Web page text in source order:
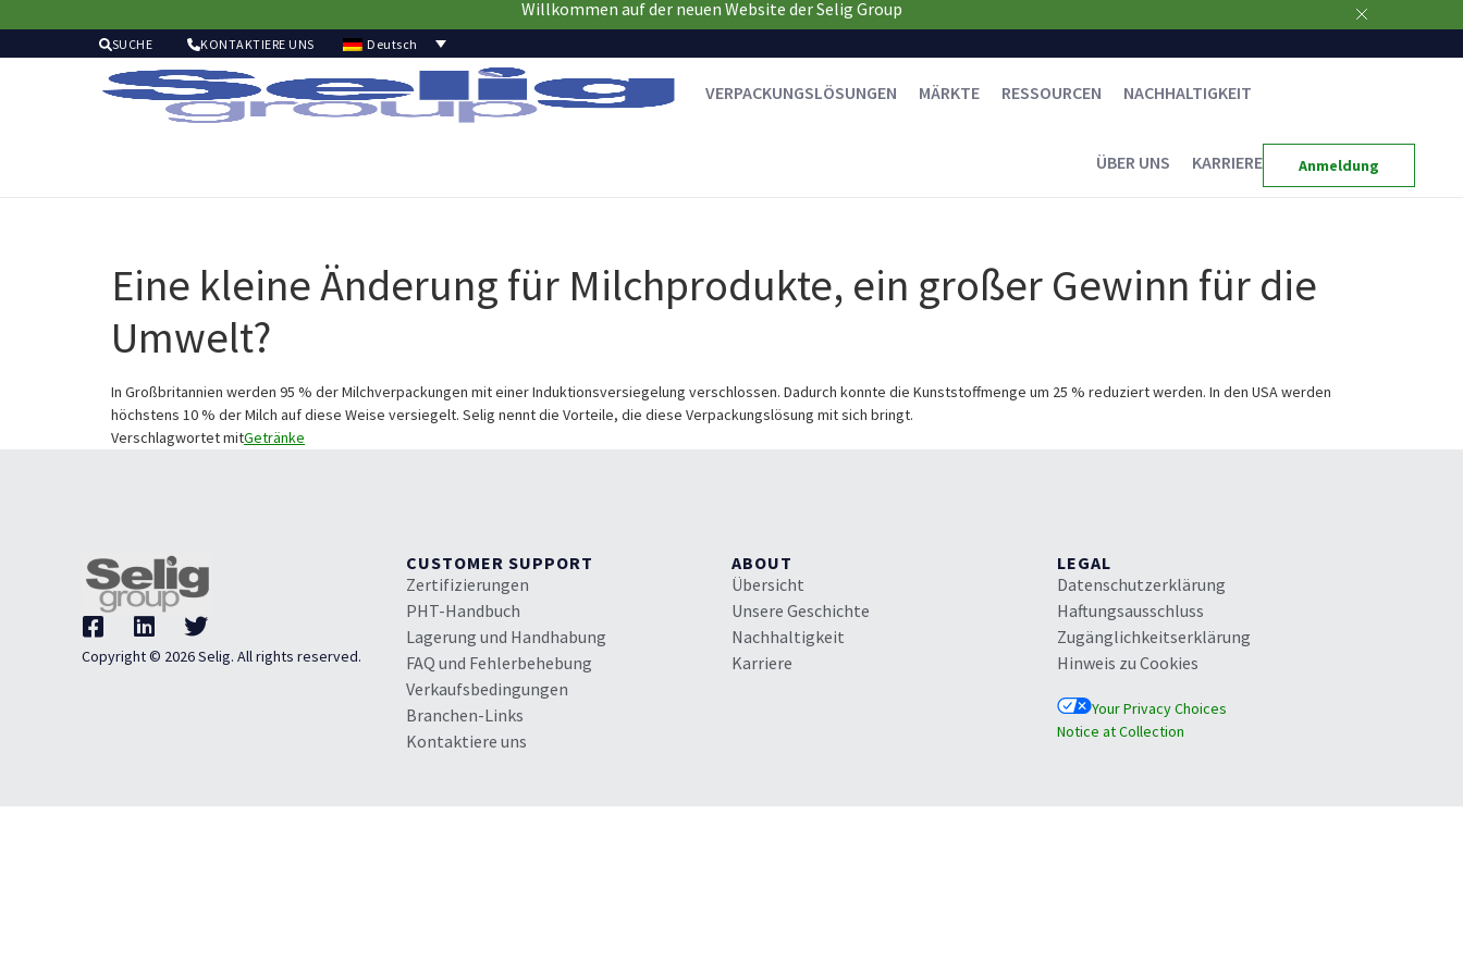
Willkommen auf der neuen Website der Selig Group
SUCHE KONTAKTIERE UNS Deutsch
VERPACKUNGSLÖSUNGEN MÄRKTE RESSOURCEN NACHHALTIGKEIT
ÜBER UNS KARRIERE Anmeldung
Eine kleine Änderung für Milchprodukte, ein großer Gewinn für die
Umwelt?
In Großbritannien werden 95 % der Milchverpackungen mit einer Induktionsversiegelung verschlossen. Dadurch konnte die Kunststoffmenge um 25 % reduziert werden. In den USA werden
höchstens 10 % der Milch auf diese Weise versiegelt. Selig nennt die Vorteile, die diese Verpackungslösung mit sich bringt.
Verschlagwortet mitGetränke
Copyright © 2026 Selig. All rights reserved.
CUSTOMER SUPPORT
Zertifizierungen
PHT-Handbuch
Lagerung und Handhabung
FAQ und Fehlerbehebung
Verkaufsbedingungen
Branchen-Links
Kontaktiere uns
ABOUT
Übersicht
Unsere Geschichte
Nachhaltigkeit
Karriere
LEGAL
Datenschutzerklärung
Haftungsausschluss
Zugänglichkeitserklärung
Hinweis zu Cookies
Your Privacy Choices
Notice at Collection